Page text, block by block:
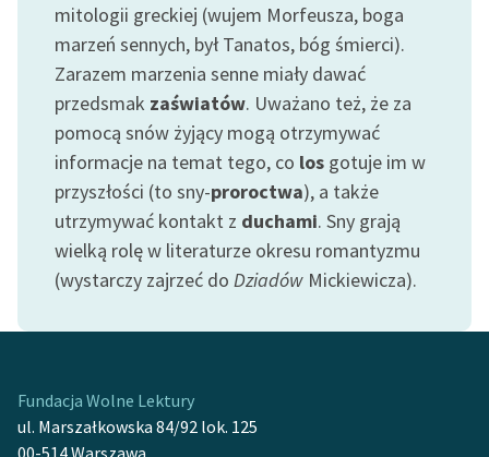
Logotypy
Materiały promocyjne
Polityka prywatności
Regulamin biblioteki
Dane fundacji i
sprawozdania finansowe
Regulamin darowizn
wrażliwych
mitologii greckiej (wujem Morfeusza, boga
marzeń sennych, był Tanatos, bóg śmierci).
Zarazem marzenia senne miały dawać
przedsmak zaświatów. Uważano też, że za
pomocą snów żyjący mogą otrzymywać
informacje na temat tego, co los gotuje im w
przyszłości (to sny-proroctwa), a także
utrzymywać kontakt z duchami. Sny grają
wielką rolę w literaturze okresu romantyzmu
(wystarczy zajrzeć do Dziadów Mickiewicza).
Fundacja Wolne Lektury
ul. Marszałkowska 84/92 lok. 125
00-514 Warszawa